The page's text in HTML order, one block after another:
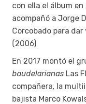
con ella el álbum
acompañó a Jorge
Corcobado para dar
(2006)
En 2017 montó el
baudelarianas Las
compañera, la
bajista Marco